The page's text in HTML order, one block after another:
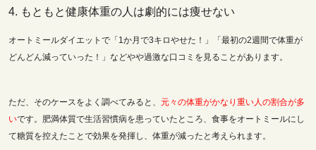
4. もともと健康体重の人は劇的には痩せない
オートミールダイエットで「1か月で3キロやせた！」「最初の2週間で体重が
どんどん減っていった！」などやや過激な口コミを見ることがあります。
ただ、そのケースをよく調べてみると、 元々の体重がかなり重い人の割合が多
いです。肥満体質で生活習慣病を患っていたところ、食事をオートミールにし
て糖質を控えたことで効果を発揮し、体重が減ったと考えられます。